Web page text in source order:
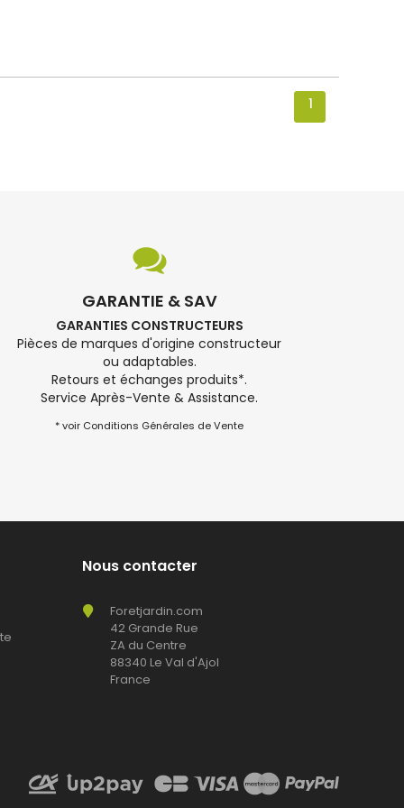
1
GARANTIE & SAV
GARANTIES CONSTRUCTEURS
Pièces de marques d'origine constructeur
ou adaptables.
Retours et échanges produits*.
Service Après-Vente & Assistance.
* voir Conditions Générales de Vente
Nous contacter
Foretjardin.com
42 Grande Rue
ZA du Centre
88340 Le Val d'Ajol
France